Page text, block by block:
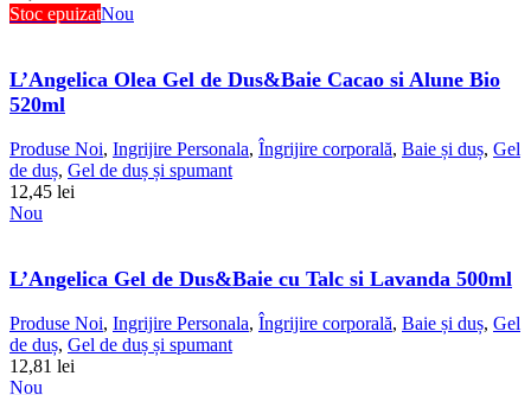
Stoc epuizatNou
L’Angelica Olea Gel de Dus&Baie Cacao si Alune Bio
520ml
Produse Noi, Ingrijire Personala, Îngrijire corporală, Baie și duș, Gel
de duș, Gel de duș și spumant
12,45 lei
Nou
L’Angelica Gel de Dus&Baie cu Talc si Lavanda 500ml
Produse Noi, Ingrijire Personala, Îngrijire corporală, Baie și duș, Gel
de duș, Gel de duș și spumant
12,81 lei
Nou